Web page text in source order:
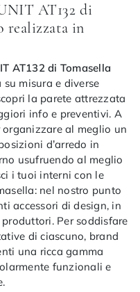
AT132 di
realizzata in
AT132 di Tomasella
misura e diverse
la parete attrezzata
info e preventivi. A
al meglio un
d’arredo in
usufruendo al meglio
i tuoi interni con le
nel nostro punto
accessori di design, in
Per soddisfare
di ciascuno, brand
una ricca gamma
funzionali e